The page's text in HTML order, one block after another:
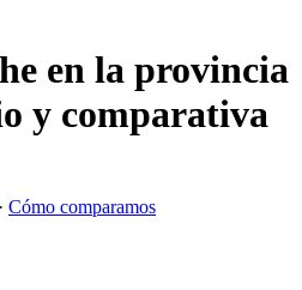
en la provincia
y comparativa
· Cómo comparamos